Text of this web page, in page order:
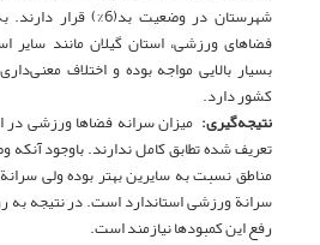
شهرستان در وضعیت
فضاهای ورزشی، استان گیلان مانند سایر
بسیار بالایی مواجه بوده و اختلاف
کشور دارد.
نتیجه‌گیری: میزان سرانه فضاها ورزشی در
تعریف شده تطابق کامل ندارند. باوجود
مناطق نسبت به سایرین بهتر بوده ولی
سرانة ورزشی استاندارد است. در نتیجه به
رفع این کمبودها نیازمند است.